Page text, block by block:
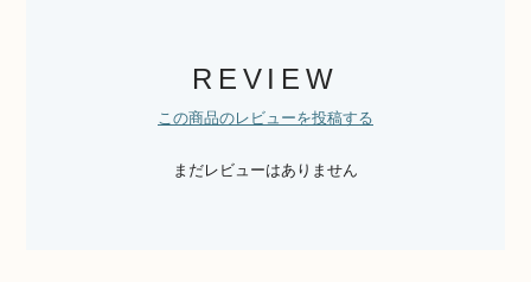
REVIEW
この商品のレビューを投稿する
まだレビューはありません